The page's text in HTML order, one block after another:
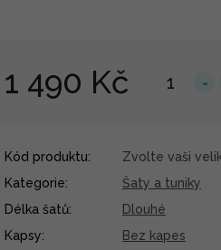
1 490 Kč
Kód produktu:
Zvolte vaši
Kategorie:
Šaty a tuniky
Délka šatů:
Dlouhé
Kapsy:
Bez kapes